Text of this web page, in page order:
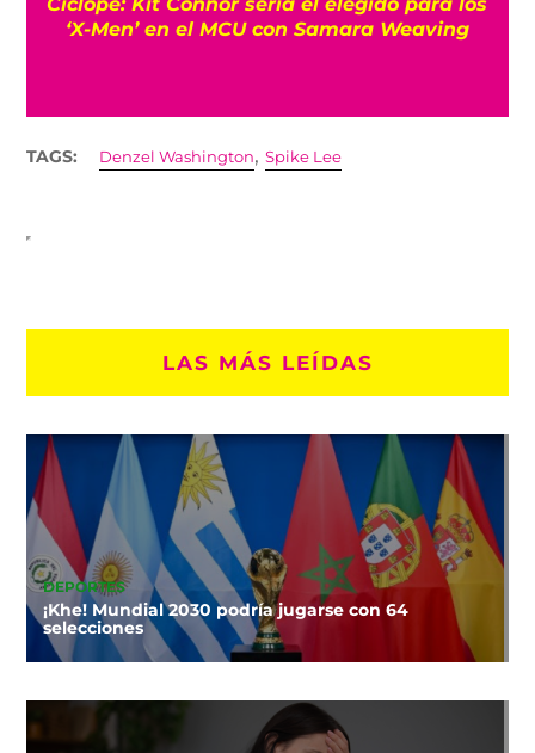
‘X-Men’ en el MCU con Samara Weaving
TAGS: Denzel Washington,Spike Lee
LAS MÁS LEÍDAS
DEPORTES
¡Khe! Mundial 2030 podría jugarse con 64
selecciones